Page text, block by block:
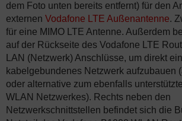
dem Foto unten bereits entfernt) für den
externen Vodafone LTE Außenantenne.
für eine MIMO LTE Antenne. Außerdem
auf der Rückseite des Vodafone LTE
LAN (Netzwerk) Anschlüsse, um direkt ein
kabelgebundenes Netzwerk aufzubauen
oder alternative zum ebenfalls
WLAN Netzwerkes). Rechts neben den
Netzwerkschnittstellen befindet sich die